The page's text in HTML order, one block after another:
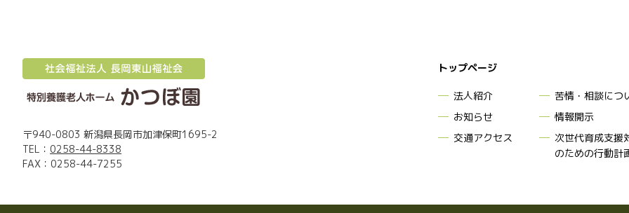
〒940-0803 新潟県長岡市加津保町1695-2
TEL： 0258-44-8338
FAX：0258-44-7255
トップページ
法人紹介
お知らせ
交通アクセス
苦情・相談につ
情報開示
次世代育成支援
のための行動計